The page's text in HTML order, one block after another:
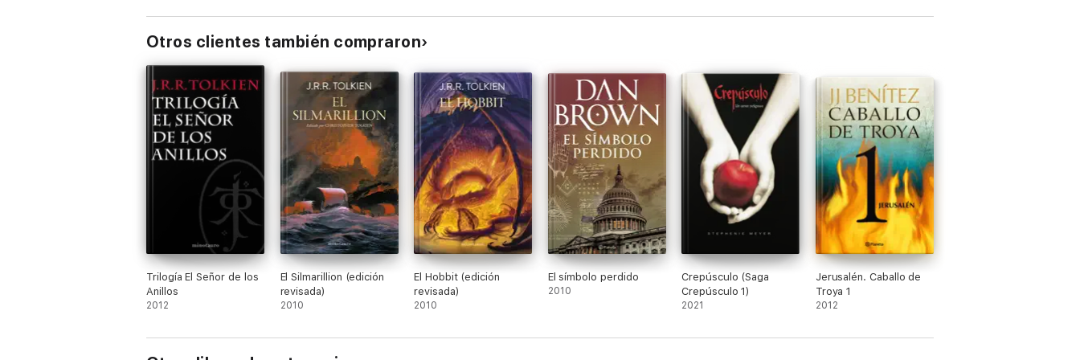
Otros clientes también compraron
Trilogía El Señor de los
Anillos
2012
El Silmarillion (edición
revisada)
2010
El Hobbit (edición
revisada)
2010
El símbolo perdido
2010
Crepúsculo (Saga
Crepúsculo 1)
2021
Jerusalén. Caballo de
Troya 1
2012